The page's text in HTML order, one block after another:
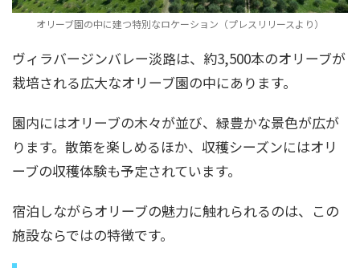
オリーブ園の中に建つ特別なロケーション（プレスリリースより）
ヴィラバージンバレー淡路は、約3,500本のオリーブが
栽培される広大なオリーブ園の中にあります。
園内にはオリーブの木々が並び、緑豊かな景色が広が
ります。散策を楽しめるほか、収穫シーズンにはオリ
ーブの収穫体験も予定されています。
宿泊しながらオリーブの魅力に触れられるのは、この
施設ならではの特徴です。